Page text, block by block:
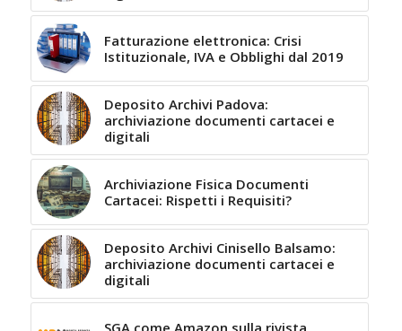
Fatturazione elettronica: Crisi
Istituzionale, IVA e Obblighi dal 2019
Deposito Archivi Padova:
archiviazione documenti cartacei e
digitali
Archiviazione Fisica Documenti
Cartacei: Rispetti i Requisiti?
Deposito Archivi Cinisello Balsamo:
archiviazione documenti cartacei e
digitali